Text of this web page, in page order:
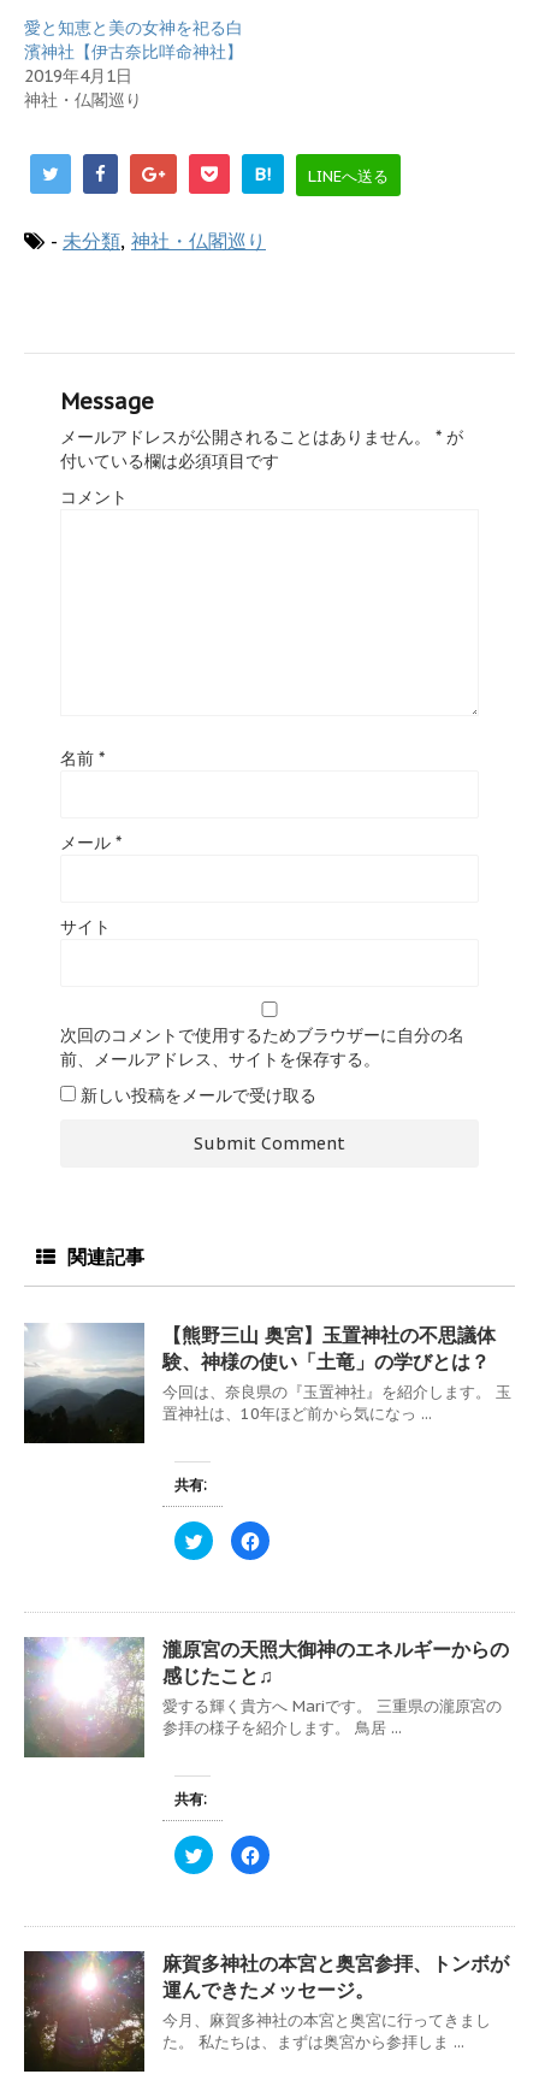
ィ
ン
ド
ウ
で
開
き
く
だ
さ
い
(
新
し
ン
ウ
き
ま
愛と知恵と美の女神を祀る白
濱神社【伊古奈比咩命神社】
2019年4月1日
神社・仏閣巡り
B! LINEへ送る
- 未分類, 神社・仏閣巡り
Message
メールアドレスが公開されることはありません。 * が
付いている欄は必須項目です
コメント
名前 *
メール *
サイト
次回のコメントで使用するためブラウザーに自分の名
前、メールアドレス、サイトを保存する。
新しい投稿をメールで受け取る
関連記事
【熊野三山 奥宮】玉置神社の不思議体
験、神様の使い「土竜」の学びとは？
今回は、奈良県の『玉置神社』を紹介します。 玉
置神社は、10年ほど前から気になっ ...
共有:
ク
リ
て
w
i
t
t
e
r
で
共
新
し
い
ウ
ィ
ン
ド
き
す
)
F
a
o
k
で
共
有
す
る
に
は
く
だ
さ
し
ウ
ィ
ン
ド
ウ
で
き
瀧原宮の天照大御神のエネルギーからの
感じたこと♫
愛する輝く貴方へ Mariです。 三重県の瀧原宮の
参拝の様子を紹介します。 鳥居 ...
共有:
ク
リ
て
w
i
t
t
で
共
F
a
o
で
共
有
す
る
は
麻賀多神社の本宮と奥宮参拝、トンボが
運んできたメッセージ。
今月、麻賀多神社の本宮と奥宮に行ってきまし
た。 私たちは、まずは奥宮から参拝しま ...